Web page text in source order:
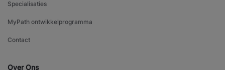
Specialisaties
MyPath ontwikkelprogramma
Contact
Over Ons